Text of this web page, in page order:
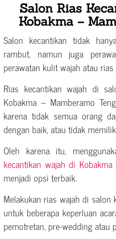
Salon Rias
Kobakma –
Salon kecantikan tidak
rambut, namun juga
perawatan kulit wajah atau rias
Rias kecantikan wajah di
Kobakma – Mamberamo
karena tidak semua orang
dengan baik, atau tidak
Oleh karena itu,
kecantikan wajah di
menjadi opsi terbaik.
Melakukan rias wajah di salon
untuk beberapa keperluan
pemotretan, pre-wedding atau